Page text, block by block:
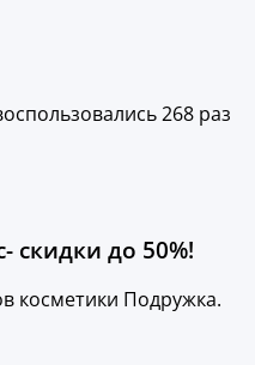
268 раз
скидки до 50%!
косметики Подружка.